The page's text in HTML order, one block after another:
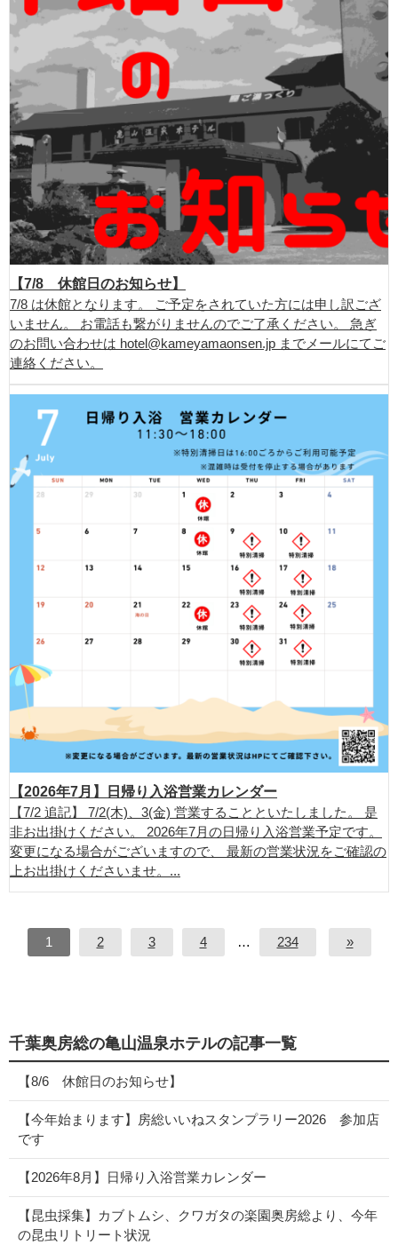
【7/8 休館日のお知らせ】
7/8 は休館となります。 ご予定をされていた方には申し訳ござ
いません。 お電話も繋がりませんのでご了承ください。 急ぎ
のお問い合わせは hotel@kameyamaonsen.jp までメールにてご
連絡ください。
【2026年7月】日帰り入浴営業カレンダー
【7/2 追記】 7/2(木)、3(金) 営業することといたしました。 是
非お出掛けください。 2026年7月の日帰り入浴営業予定です。
変更になる場合がございますので、 最新の営業状況をご確認の
上お出掛けくださいませ。...
1 2 3 4 … 234 »
千葉奥房総の亀山温泉ホテルの記事一覧
【8/6 休館日のお知らせ】
【今年始まります】房総いいねスタンプラリー2026 参加店
です
【2026年8月】日帰り入浴営業カレンダー
【昆虫採集】カブトムシ、クワガタの楽園奥房総より、今年
の昆虫リトリート状況